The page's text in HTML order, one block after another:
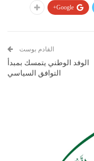
Google+
القادم بوست
الوفد الوطني يتمسك بمبدأ
التوافق السياسي